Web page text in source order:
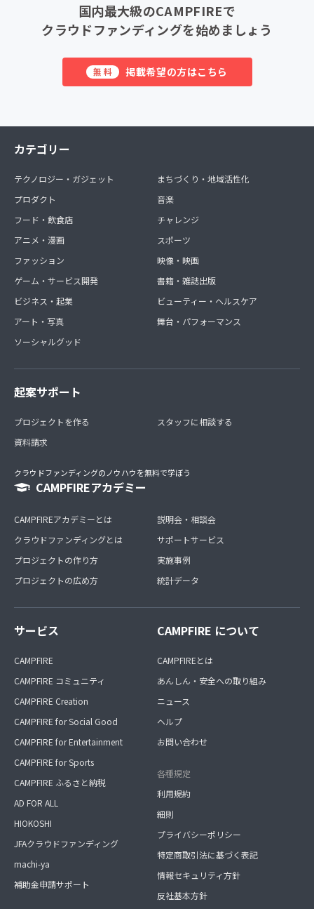
国内最大級のCAMPFIREで
クラウドファンディングを始めましょう
無料 掲載希望の方はこちら
カテゴリー
テクノロジー・ガジェット
プロダクト
フード・飲食店
アニメ・漫画
ファッション
ゲーム・サービス開発
ビジネス・起業
アート・写真
ソーシャルグッド
まちづくり・地域活性化
音楽
チャレンジ
スポーツ
映像・映画
書籍・雑誌出版
ビューティー・ヘルスケア
舞台・パフォーマンス
起案サポート
プロジェクトを作る
資料請求
スタッフに相談する
クラウドファンディングのノウハウを無料で学ぼう
CAMPFIREアカデミー
CAMPFIREアカデミーとは
クラウドファンディングとは
プロジェクトの作り方
プロジェクトの広め方
説明会・相談会
サポートサービス
実施事例
統計データ
サービス
CAMPFIRE
CAMPFIRE コミュニティ
CAMPFIRE Creation
CAMPFIRE for Social Good
CAMPFIRE for Entertainment
CAMPFIRE for Sports
CAMPFIRE ふるさと納税
AD FOR ALL
HIOKOSHI
JFAクラウドファンディング
machi-ya
補助金申請サポート
CAMPFIRE について
CAMPFIREとは
あんしん・安全への取り組み
ニュース
ヘルプ
お問い合わせ
各種規定
利用規約
細則
プライバシーポリシー
特定商取引法に基づく表記
情報セキュリティ方針
反社基本方針